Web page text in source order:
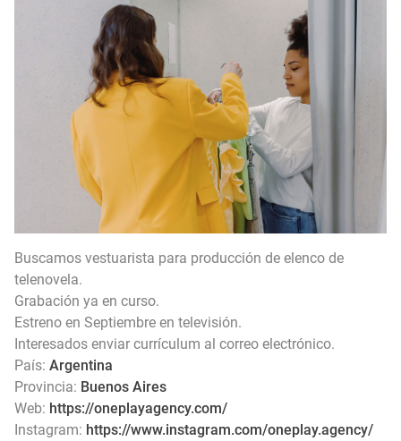
Buscamos vestuarista para producción de elenco de
telenovela.
Grabación ya en curso.
Estreno en Septiembre en televisión.
Interesados enviar currículum al correo electrónico.
País: Argentina
Provincia: Buenos Aires
Web: https://oneplayagency.com/
Instagram: https://www.instagram.com/oneplay.agency/